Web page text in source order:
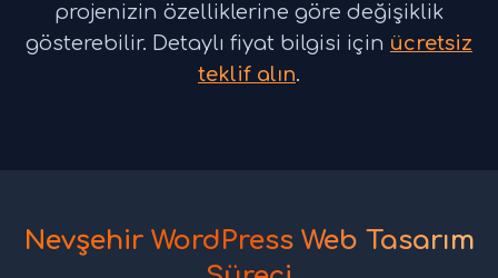
projenizin özelliklerine göre değişiklik
gösterebilir. Detaylı fiyat bilgisi için ücretsiz
teklif alın.
Nevşehir WordPress Web Tasarım